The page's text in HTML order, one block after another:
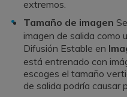
extremos.
Tamaño de imagen
imagen de salida como
Difusión Estable en
está entrenado con
escoges el tamaño
de salida podría causar